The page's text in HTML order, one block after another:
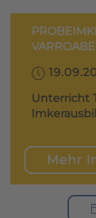
Unterricht
Mehr